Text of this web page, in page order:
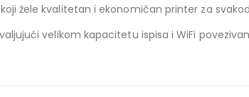
žele kvalitetan i ekonomičan printer za
velikom kapacitetu ispisa i WiFi